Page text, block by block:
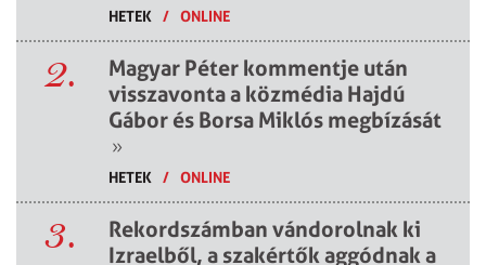
HETEK / ONLINE
2.
Magyar Péter kommentje után
visszavonta a közmédia Hajdú
Gábor és Borsa Miklós megbízását
»
HETEK / ONLINE
3.
Rekordszámban vándorolnak ki
Izraelből, a szakértők aggódnak a